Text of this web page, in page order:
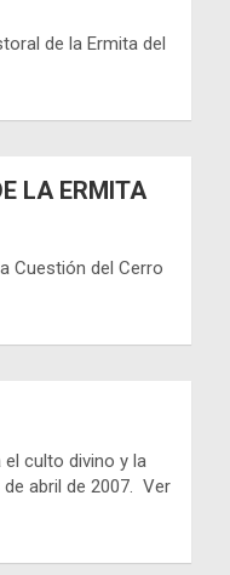
de la Ermita del
LA ERMITA
Cuestión del Cerro
culto divino y la
abril de 2007. Ver